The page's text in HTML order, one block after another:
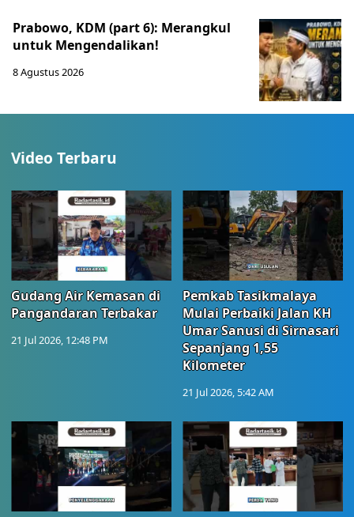
Prabowo, KDM (part 6): Merangkul
untuk Mengendalikan!
8 Agustus 2026
Video Terbaru
Gudang Air Kemasan di
Pangandaran Terbakar
21 Jul 2026, 12:48 PM
Pemkab Tasikmalaya
Mulai Perbaiki Jalan KH
Umar Sanusi di Sirnasari
Sepanjang 1,55
Kilometer
21 Jul 2026, 5:42 AM